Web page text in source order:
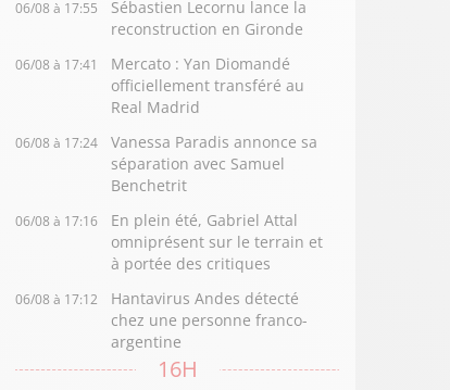
06/08 à 17:55
Sébastien Lecornu lance la
reconstruction en Gironde
06/08 à 17:41
Mercato : Yan Diomandé
officiellement transféré au
Real Madrid
06/08 à 17:24
Vanessa Paradis annonce sa
séparation avec Samuel
Benchetrit
06/08 à 17:16
En plein été, Gabriel Attal
omniprésent sur le terrain et
à portée des critiques
06/08 à 17:12
Hantavirus Andes détecté
chez une personne franco-
argentine
16H